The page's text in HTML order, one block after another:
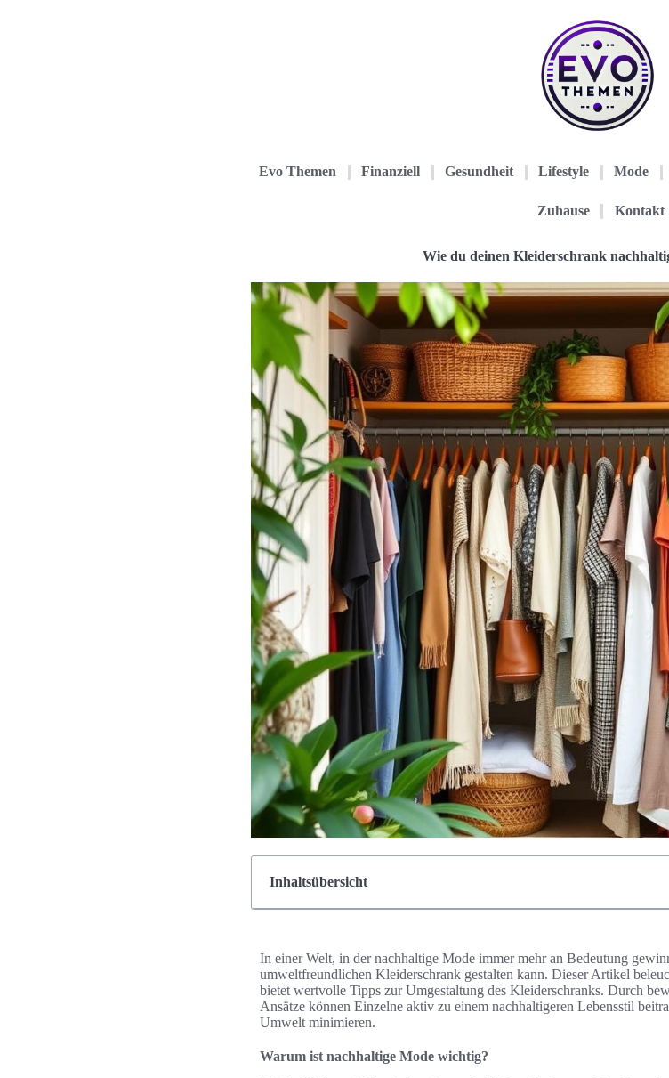
Evo Themen Finanziell Gesundheit Lifestyle Mode
Zuhause Kontakt
Wie du deinen Kleiderschrank
Inhaltsübersicht
In einer Welt, in der nachhaltige Mode immer mehr an Bedeutung
umweltfreundlichen Kleiderschrank gestalten kann. Dieser Artikel
bietet wertvolle Tipps zur Umgestaltung des Kleiderschranks. Durch
Ansätze können Einzelne aktiv zu einem nachhaltigeren Lebensstil
Umwelt minimieren.
Warum ist nachhaltige Mode wichtig?